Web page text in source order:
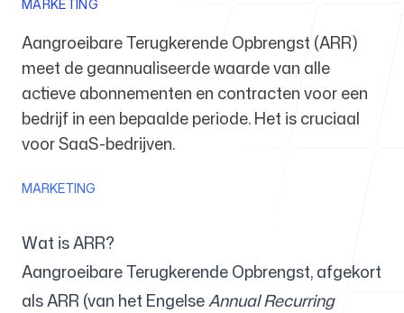
Voor agentschappen
Prijzen
MARKETING
Aangroeibare Terugkerende Opbrengst (ARR)
meet de geannualiseerde waarde van alle
actieve abonnementen en contracten voor een
bedrijf in een bepaalde periode. Het is cruciaal
voor SaaS-bedrijven.
MARKETING
Wat is ARR?
Aangroeibare Terugkerende Opbrengst, afgekort
als ARR (van het EngelseAnnual Recurring